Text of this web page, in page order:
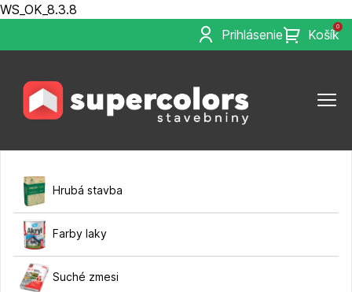
WS_OK_8.3.8
Prihlásenie
0
Košík
Hrubá stavba
Farby laky
Suché zmesi